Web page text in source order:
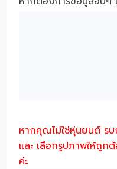
หากคุณไม่ใช่หุ่นยนต์
และ เลือกรูปภาพให้ถู
ค่ะ